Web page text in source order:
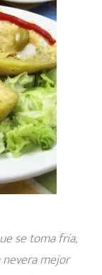
se toma fría,
mejor